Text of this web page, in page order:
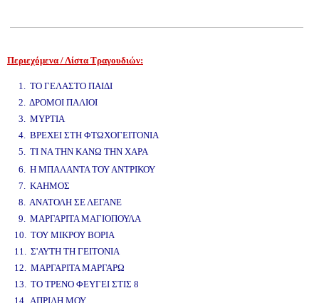
Περιεχόμενα / Λίστα Τραγουδιών:
1. ΤΟ ΓΕΛΑΣΤΟ ΠΑΙΔΙ
2. ΔΡΟΜΟΙ ΠΑΛΙΟΙ
3. ΜΥΡΤΙΑ
4. ΒΡΕΧΕΙ ΣΤΗ ΦΤΩΧΟΓΕΙΤΟΝΙΑ
5. ΤΙ ΝΑ ΤΗΝ ΚΑΝΩ ΤΗΝ ΧΑΡΑ
6. Η ΜΠΑΛΑΝΤΑ ΤΟΥ ΑΝΤΡΙΚΟΥ
7. ΚΑΗΜΟΣ
8. ΑΝΑΤΟΛΗ ΣΕ ΛΕΓΑΝΕ
9. ΜΑΡΓΑΡΙΤΑ ΜΑΓΙΟΠΟΥΛΑ
10. ΤΟΥ ΜΙΚΡΟΥ ΒΟΡΙΑ
11. Σ'ΑΥΤΗ ΤΗ ΓΕΙΤΟΝΙΑ
12. ΜΑΡΓΑΡΙΤΑ ΜΑΡΓΑΡΩ
13. ΤΟ ΤΡΕΝΟ ΦΕΥΓΕΙ ΣΤΙΣ 8
14. ΑΠΡΙΛΗ ΜΟΥ